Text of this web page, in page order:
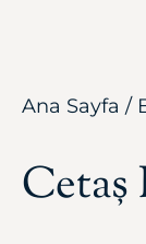
Ana Sayfa /